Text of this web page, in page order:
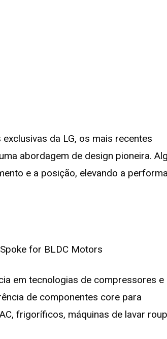
da LG, os mais recentes
abordagem de design pioneira.
e a posição, elevando a
em tecnologias de compressores e
de componentes core para
frigoríficos, máquinas de lavar